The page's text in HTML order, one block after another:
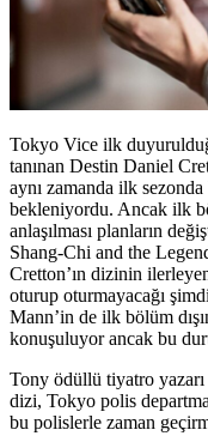
Tokyo Vice ilk
tanınan Destin Daniel
aynı zamanda ilk
bekleniyordu. Ancak ilk
anlaşılması planların
Shang-Chi and the
Cretton’ın dizinin
oturup oturmayacağı
Mann’in de ilk bölüm
konuşuluyor ancak bu
Tony ödüllü tiyatro yazarı
dizi, Tokyo polis
bu polislerle zaman